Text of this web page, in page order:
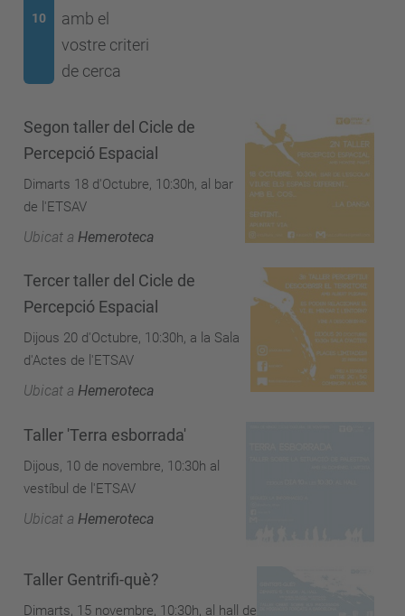
10
amb el
vostre criteri
de cerca
Segon taller del Cicle de
Percepció Espacial
Dimarts 18 d'Octubre, 10:30h, al bar
de l'ETSAV
Ubicat a Hemeroteca
Tercer taller del Cicle de
Percepció Espacial
Dijous 20 d'Octubre, 10:30h, a la Sala
d'Actes de l'ETSAV
Ubicat a Hemeroteca
Taller 'Terra esborrada'
Dijous, 10 de novembre, 10:30h al
vestíbul de l'ETSAV
Ubicat a Hemeroteca
Taller Gentrifi-què?
Dimarts, 15 novembre, 10:30h, al hall de